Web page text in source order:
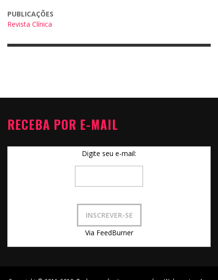
PUBLICAÇÕES
Revista Clínica
RECEBA POR E-MAIL
Digite seu e-mail:
Via FeedBurner